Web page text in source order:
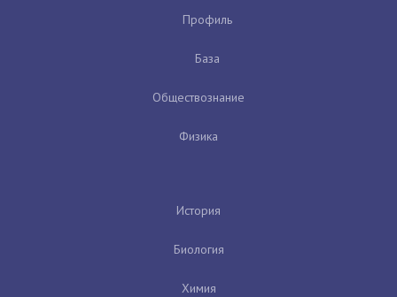
Профиль
База
Обществознание
Физика
История
Биология
Химия